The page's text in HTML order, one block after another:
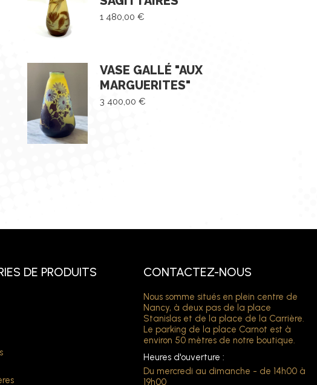
1 480,00 €
VASE GALLÉ "AUX
MARGUERITES"
3 400,00 €
DE PRODUITS CONTACTEZ-NOUS
Nous somme situés en plein centre de
Nancy, à deux pas de la place
Stanislas et de la place de la Carrière.
Le parking de la place Carnot est à
environ 50 mètres de notre boutique.
Heures d'ouverture :
Du mercredi au dimanche - de 14h00 à
19h00